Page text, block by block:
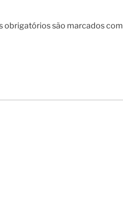
obrigatórios são marcados com